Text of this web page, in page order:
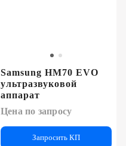
Samsung HM70 EVO
ультразвуковой
аппарат
Цена по запросу
Запросить КП